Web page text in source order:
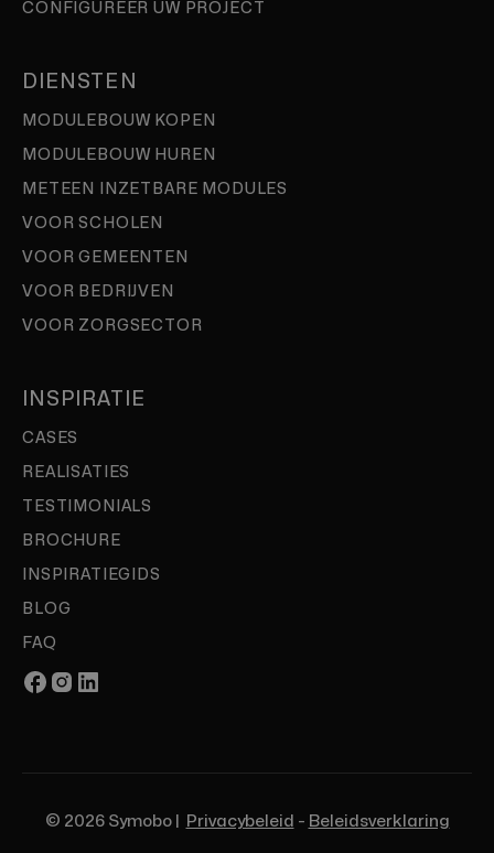
CONFIGUREER UW PROJECT
DIENSTEN
MODULEBOUW KOPEN
MODULEBOUW HUREN
METEEN INZETBARE MODULES
VOOR SCHOLEN
VOOR GEMEENTEN
VOOR BEDRIJVEN
VOOR ZORGSECTOR
INSPIRATIE
CASES
REALISATIES
TESTIMONIALS
BROCHURE
INSPIRATIEGIDS
BLOG
FAQ
© 2026 Symobo | Privacybeleid - Beleidsverklaring